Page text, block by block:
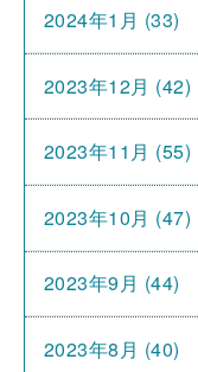
2024年1月 (33)
2023年12月 (42)
2023年11月 (55)
2023年10月 (47)
2023年9月 (44)
2023年8月 (40)